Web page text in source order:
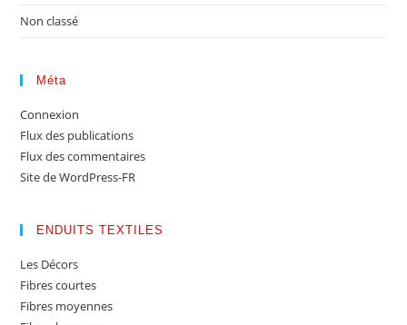
Non classé
Méta
Connexion
Flux des publications
Flux des commentaires
Site de WordPress-FR
ENDUITS TEXTILES
Les Décors
Fibres courtes
Fibres moyennes